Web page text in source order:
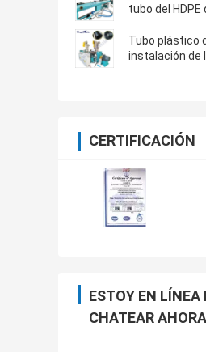
tubo del HDPE
Tubo plástico
instalación de
CERTIFICACIÓN
ESTOY EN LÍNEA
CHATEAR AHORA